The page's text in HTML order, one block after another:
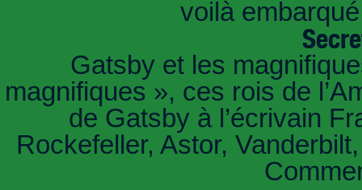
voilà
Gatsby et les
magnifiques », ces rois de
de Gatsby à l’écrivain
Rockefeller, Astor,